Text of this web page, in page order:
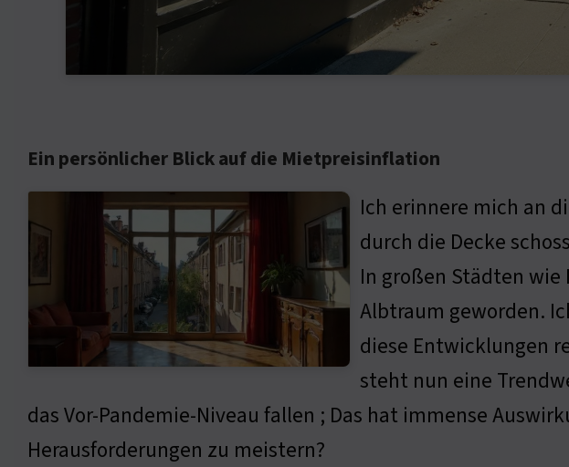
Ein persönlicher Blick auf die Mietpreisinflation
Ich erinnere mich an
durch die Decke
In großen Städten wie
Albtraum geworden.
diese Entwicklungen
steht nun eine
das Vor-Pandemie-Niveau fallen ; Das hat immense
Herausforderungen zu meistern?